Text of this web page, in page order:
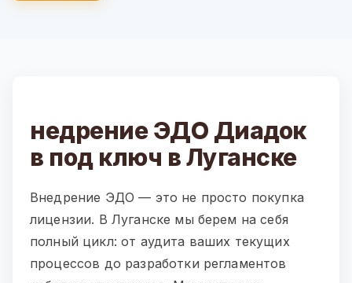
недрение ЭДО Диадок
в под ключ в Луганске
Внедрение ЭДО — это не просто покупка
лицензии. В Луганске мы берем на себя
полный цикл: от аудита ваших текущих
процессов до разработки регламентов